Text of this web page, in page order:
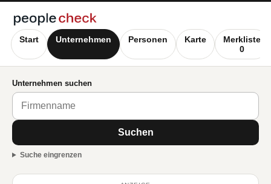
Start Unternehmen Personen Karte
Merkliste
0
Unternehmen suchen
Suchen
Suche eingrenzen